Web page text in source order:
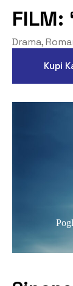
FILM:
Drama,
Kupi